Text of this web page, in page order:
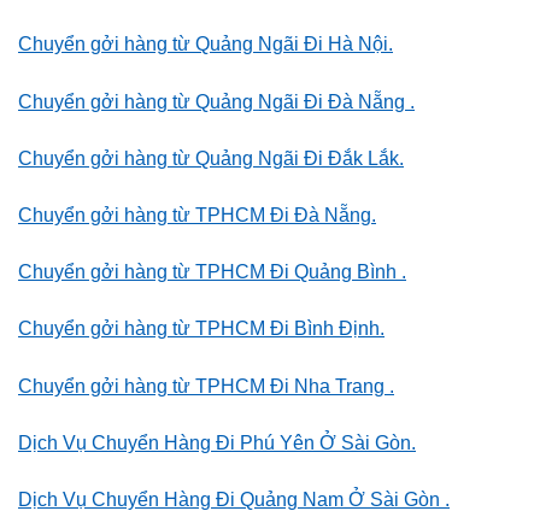
Chuyển gởi hàng từ Quảng Ngãi Đi Hà Nội.
Chuyển gởi hàng từ Quảng Ngãi Đi Đà Nẵng .
Chuyển gởi hàng từ Quảng Ngãi Đi Đắk Lắk.
Chuyển gởi hàng từ TPHCM Đi Đà Nẵng.
Chuyển gởi hàng từ TPHCM Đi Quảng Bình .
Chuyển gởi hàng từ TPHCM Đi Bình Định.
Chuyển gởi hàng từ TPHCM Đi Nha Trang .
Dịch Vụ Chuyển Hàng Đi Phú Yên Ở Sài Gòn.
Dịch Vụ Chuyển Hàng Đi Quảng Nam Ở Sài Gòn .